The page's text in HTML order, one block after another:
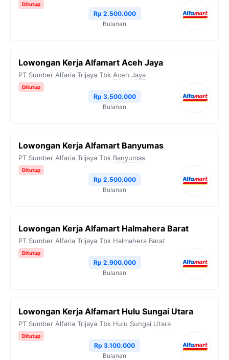
Ditutup
Rp 2.500.000
Bulanan
Lowongan Kerja Alfamart Aceh Jaya
PT Sumber Alfaria Trijaya Tbk Aceh Jaya
Ditutup
Rp 3.500.000
Bulanan
Lowongan Kerja Alfamart Banyumas
PT Sumber Alfaria Trijaya Tbk Banyumas
Ditutup
Rp 2.500.000
Bulanan
Lowongan Kerja Alfamart Halmahera Barat
PT Sumber Alfaria Trijaya Tbk Halmahera Barat
Ditutup
Rp 2.900.000
Bulanan
Lowongan Kerja Alfamart Hulu Sungai Utara
PT Sumber Alfaria Trijaya Tbk Hulu Sungai Utara
Ditutup
Rp 3.100.000
Bulanan